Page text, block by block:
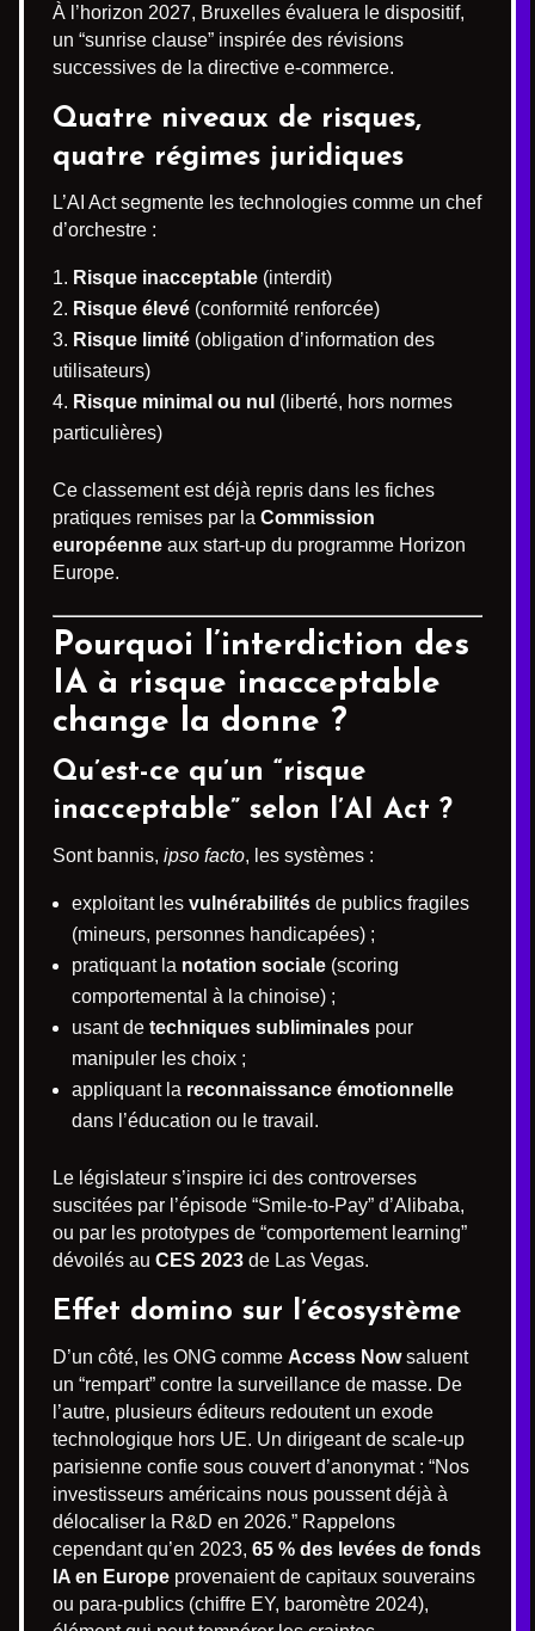
À l’horizon 2027, Bruxelles évaluera le dispositif,
un “sunrise clause” inspirée des révisions
successives de la directive e-commerce.
Quatre niveaux de risques,
quatre régimes juridiques
L’AI Act segmente les technologies comme un chef
d’orchestre :
Risque inacceptable (interdit)
Risque élevé (conformité renforcée)
Risque limité (obligation d’information des
utilisateurs)
Risque minimal ou nul (liberté, hors normes
particulières)
Ce classement est déjà repris dans les fiches
pratiques remises par la Commission
européenne aux start-up du programme Horizon
Europe.
Pourquoi l’interdiction des
IA à risque inacceptable
change la donne ?
Qu’est-ce qu’un “risque
inacceptable” selon l’AI Act ?
Sont bannis, ipso facto, les systèmes :
exploitant les vulnérabilités de publics fragiles
(mineurs, personnes handicapées) ;
pratiquant la notation sociale (scoring
comportemental à la chinoise) ;
usant de techniques subliminales pour
manipuler les choix ;
appliquant la reconnaissance émotionnelle
dans l’éducation ou le travail.
Le législateur s’inspire ici des controverses
suscitées par l’épisode “Smile-to-Pay” d’Alibaba,
ou par les prototypes de “comportement learning”
dévoilés au CES 2023 de Las Vegas.
Effet domino sur l’écosystème
D’un côté, les ONG comme Access Nowsaluent
un “rempart” contre la surveillance de masse. De
l’autre, plusieurs éditeurs redoutent un exode
technologique hors UE. Un dirigeant de scale-up
parisienne confie sous couvert d’anonymat : “Nos
investisseurs américains nous poussent déjà à
délocaliser la R&D en 2026.” Rappelons
cependant qu’en 2023, 65 % des levées de fonds
IA en Europe provenaient de capitaux souverains
ou para-publics (chiffre EY, baromètre 2024),